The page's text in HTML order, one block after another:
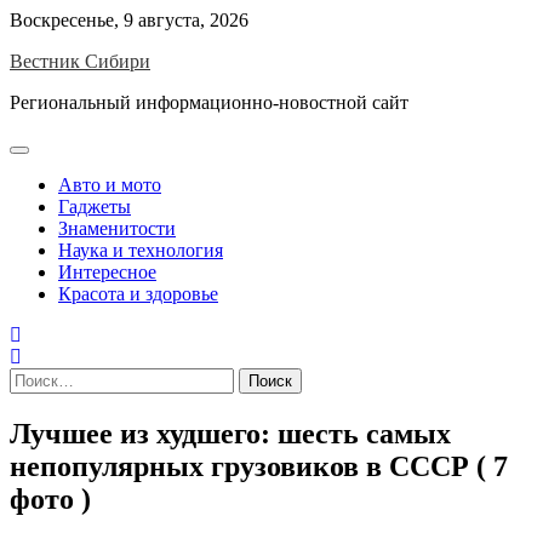
Skip
content
Воскресенье, 9 августа, 2026
Вестник Сибири
Региональный информационно-новостной сайт
Авто и мото
Гаджеты
Знаменитости
Наука и технология
Интересное
Красота и здоровье
Найти:
Лучшее из худшего: шесть самых
непопулярных грузовиков в СССР ( 7
фото )